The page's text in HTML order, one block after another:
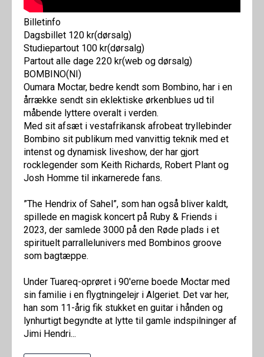
Billetinfo
Dagsbillet 120 kr(dørsalg)
Studiepartout 100 kr(dørsalg)
Partout alle dage 220 kr(web og dørsalg)
BOMBINO(NI)
Oumara Moctar, bedre kendt som Bombino, har i en
årrække sendt sin eklektiske ørkenblues ud til
måbende lyttere overalt i verden.
Med sit afsæt i vestafrikansk afrobeat tryllebinder
Bombino sit publikum med vanvittig teknik med et
intenst og dynamisk liveshow, der har gjort
rocklegender som Keith Richards, Robert Plant og
Josh Homme til inkarnerede fans.
”The Hendrix of Sahel”, som han også bliver kaldt,
spillede en magisk koncert på Ruby & Friends i
2023, der samlede 3000 på den Røde plads i et
spirituelt parrallelunivers med Bombinos groove
som bagtæppe.
Under Tuareq-oprøret i 90'erne boede Moctar med
sin familie i en flygtningelejr i Algeriet. Det var her,
han som 11-årig fik stukket en guitar i hånden og
lynhurtigt begyndte at lytte til gamle indspilninger af
Jimi Hendri...